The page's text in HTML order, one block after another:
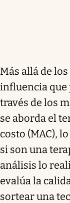
Más allá de
influencia que
través de los
se aborda el
costo (MAC),
si son una
análisis lo
evalúa la
sortear una